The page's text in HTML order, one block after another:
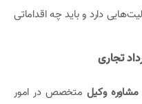
دارد و باید چه اقداماتی
تجاری
مشاوره وکیل متخصص در امور